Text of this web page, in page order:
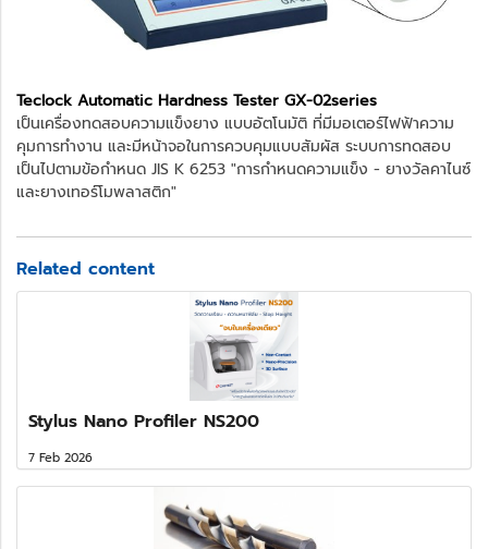
Teclock Automatic Hardness Tester GX-02series
เป็นเครื่องทดสอบความแข็งยาง แบบอัตโนมัติ ที่มีมอเตอร์ไฟฟ้าความ
คุมการทำงาน และมีหน้าจอในการควบคุมแบบสัมผัส ระบบการทดสอบ
เป็นไปตามข้อกำหนด JIS K 6253 "การกำหนดความแข็ง - ยางวัลคาไนซ์
และยางเทอร์โมพลาสติก"
Related content
Stylus Nano Profiler NS200
7 Feb 2026